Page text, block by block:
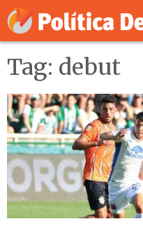
Tag: debut